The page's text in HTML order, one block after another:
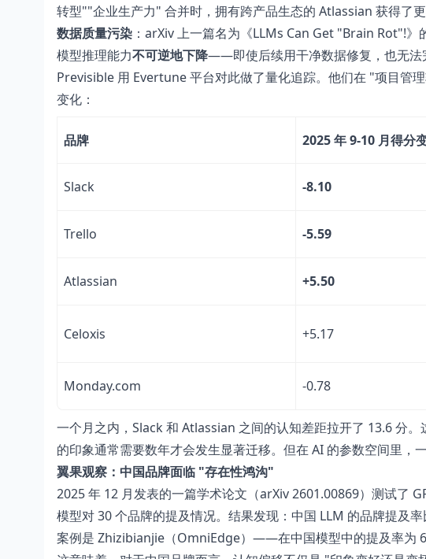
转型""企业生产力" 合并时，拥有跨产品生态的 Atlassian 获得了
数据质量污染 ：arXiv 上一篇名为《LLMs Can Get "Brain Rot"!
模型推理能力不可逆地下降——即使后续用干净数据修复，也无法
Previsible 用 Evertune 平台对此做了量化追踪。他们在 "项目管
变化：
品牌 2025 年 9-10 月得分
Slack -8.10
Trello -5.59
Atlassian +5.50
Celoxis +5.17
Monday.com -0.78
一个月之内，Slack 和 Atlassian 之间的认知差距拉开了 13.6 分
的印象通常需要数年才会发生显著迁移。但在 AI 的参数空间里，一
翼果观察：中国品牌面临 "存在性鸿沟"
2025 年 12 月发表的一篇学术论文（arXiv 2601.00869）测试了
模型对 30 个品牌的提及情况。结果发现：中国 LLM 的品牌提及
案例是 Zhizibianjie（OmniEdge）——在中国模型中的提及率为